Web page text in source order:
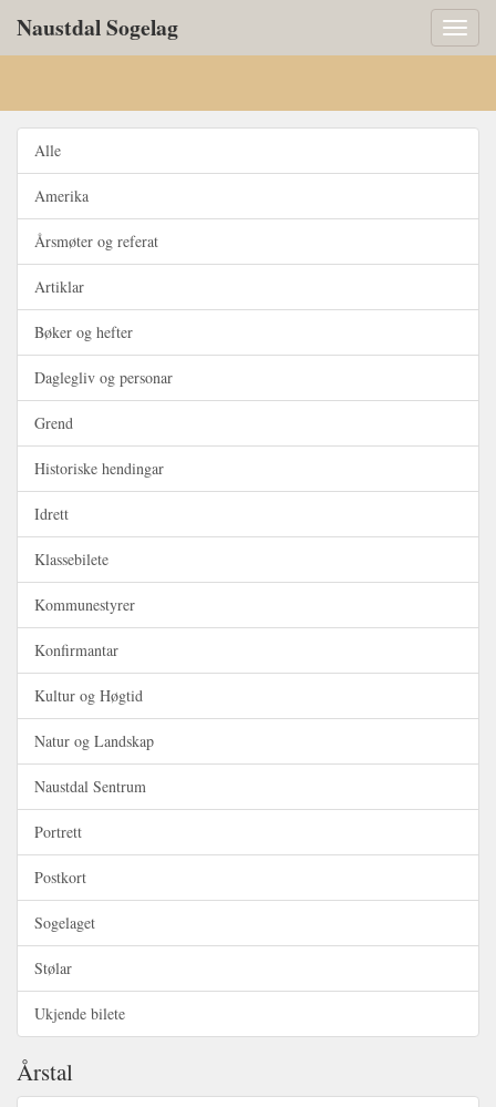
Toggle
Naustdal Sogelag
Alle
Amerika
Årsmøter og referat
Artiklar
Bøker og hefter
Daglegliv og personar
Grend
Historiske hendingar
Idrett
Klassebilete
Kommunestyrer
Konfirmantar
Kultur og Høgtid
Natur og Landskap
Naustdal Sentrum
Portrett
Postkort
Sogelaget
Stølar
Ukjende bilete
Årstal